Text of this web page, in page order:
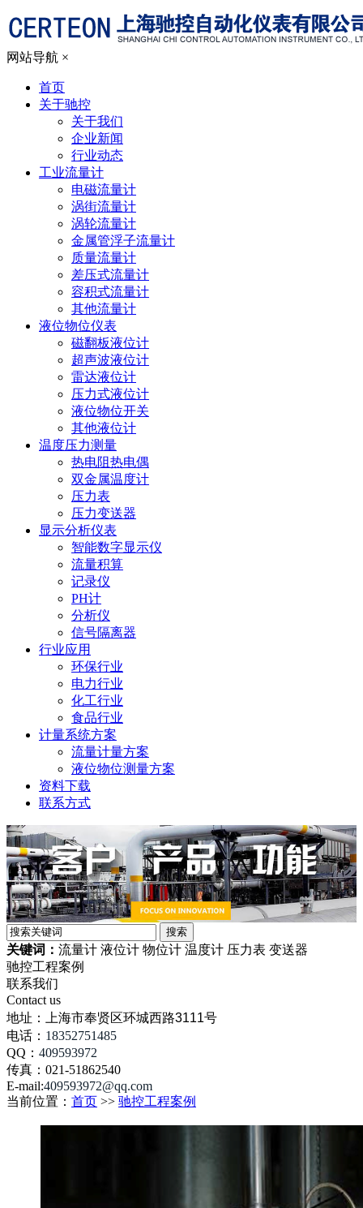
网站导航 ×
首页
关于驰控
关于我们
企业新闻
行业动态
工业流量计
电磁流量计
涡街流量计
涡轮流量计
金属管浮子流量计
质量流量计
差压式流量计
容积式流量计
其他流量计
液位物位仪表
磁翻板液位计
超声波液位计
雷达液位计
压力式液位计
液位物位开关
其他液位计
温度压力测量
热电阻热电偶
双金属温度计
压力表
压力变送器
显示分析仪表
智能数字显示仪
流量积算
记录仪
PH计
分析仪
信号隔离器
行业应用
环保行业
电力行业
化工行业
食品行业
计量系统方案
流量计量方案
液位物位测量方案
资料下载
联系方式
关键词： 流量计 液位计 物位计 温度计 压力表 变送器
驰控工程案例
联系我们
Contact us
地址：
上海市奉贤区环城西路3111号
电话： 18352751485
QQ： 409593972
传真：021-51862540
E-mail:409593972@qq.com
当前位置： 首页 >> 驰控工程案例